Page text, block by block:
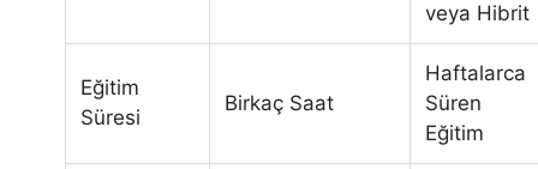
veya Hibrit
Eğitim
Süresi
Birkaç Saat
Haftalarca
Süren
Eğitim